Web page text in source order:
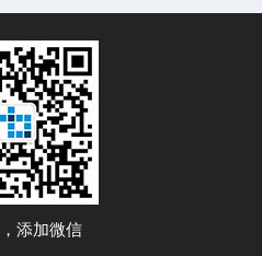
添加微信